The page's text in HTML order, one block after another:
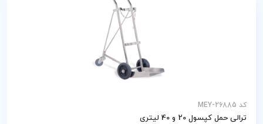
کد MEY-26885
ترالی حمل کپسول 20 و 40 لیتری